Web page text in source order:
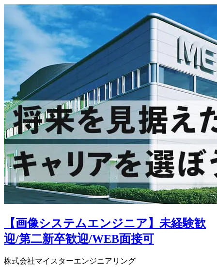
【画像システムエンジニア】未経験歓
迎/第二新卒歓迎/WEB面接可
株式会社マイスターエンジニアリング